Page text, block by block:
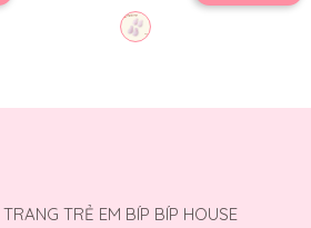
TRẺ EM BÍP BÍP HOUSE